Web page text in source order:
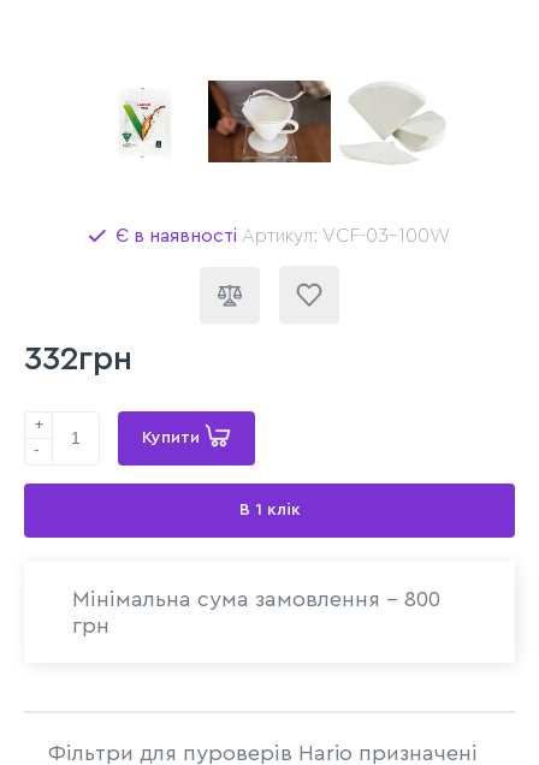
Є в наявності Артикул: VCF-03-100W
332грн
+
-
Купити
В 1 клік
Мінімальна сума замовлення - 800
грн
Фільтри для пуроверів Hario призначені